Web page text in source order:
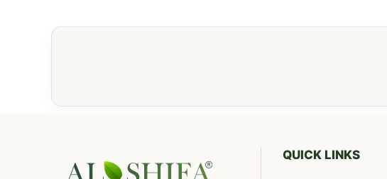
QUICK LINKS